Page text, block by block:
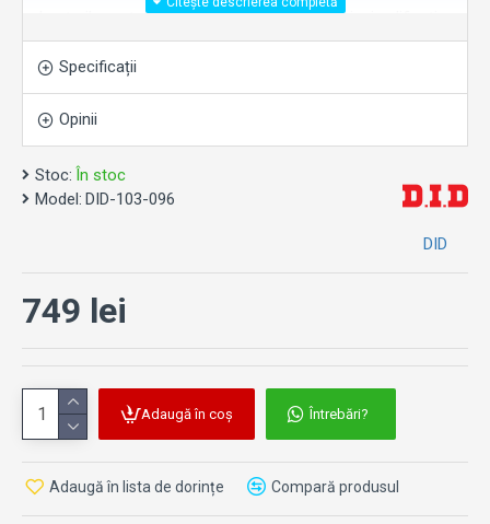
Lanțurile moto D.I.D sunt realizate de tehnicieni calificați,
cu un singur obiectiv: Perfecțiunea. Astfel încât să poată
oferi performanțe remarcabile. De-a lungul timpului,
importanța acordată calității a făcut din D.I.D furnizorul
de piese originale numărul 1 în lume pentru producătorii
Notă: Imaginea este cu titlu de prezentare. Kit-ul se
Specificații
Opinii
Stoc: În stoc
Model: DID-103-096
DID
749 lei
Adaugă în coș Întrebări?
Adaugă în lista de dorințe Compară produsul